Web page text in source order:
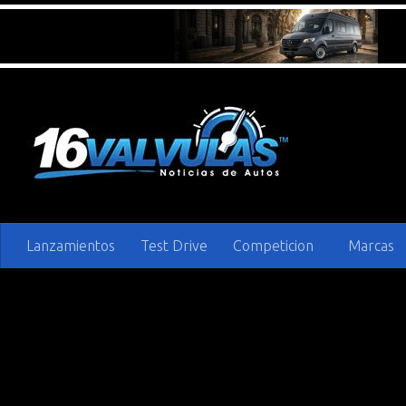
Lanzamientos Test Drive Competicion Marcas